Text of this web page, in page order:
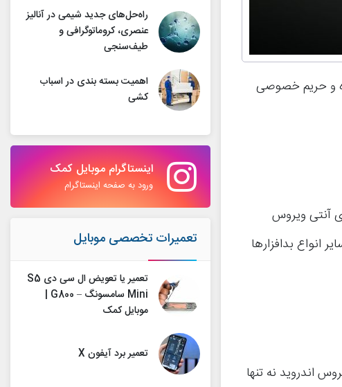
و حریم خصوصی
آنتی ویروس
انواع بدافزارها
اندروید نه تنها
راه‌حل‌های جدید شیمی در آنالیز
عنصری، کروماتوگرافی و
طیف‌سنجی
اهمیت بسته بندی در اسباب
کشی
اینستاگرام موبایل کمک
ورود به صفحه اینستاگرام
تعمیرات تخصصی موبایل
تعمیر یا تعویض ال سی دی S5
Mini سامسونگ – G800 |
موبایل کمک
تعمیر برد آیفون X